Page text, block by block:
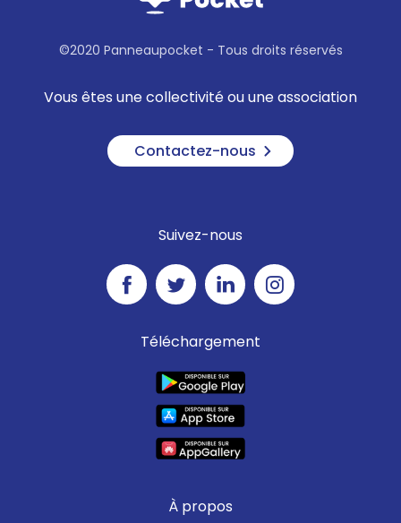
©2020 Panneaupocket - Tous droits réservés
Vous êtes une collectivité ou une association
Contactez-nous
Suivez-nous
Téléchargement
À propos